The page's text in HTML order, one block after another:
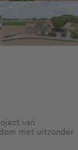
van
met uitzonder